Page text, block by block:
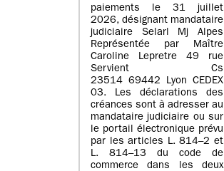
paiements le 31 juillet
2026, désignant mandataire
judiciaire Selarl Mj Alpes
Représentée par Maître
Caroline Lepretre 49 rue
Servient Cs
23514 69442 Lyon CEDEX
03. Les déclarations des
créances sont à adresser au
mandataire judiciaire ou sur
le portail électronique prévu
par les articles L. 814–2 et
L. 814–13 du code de
commerce dans les deux